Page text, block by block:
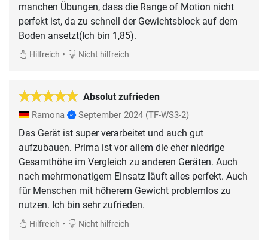
manchen Übungen, dass die Range of Motion nicht
perfekt ist, da zu schnell der Gewichtsblock auf dem
Boden ansetzt(Ich bin 1,85).
Hilfreich • Nicht hilfreich
Absolut zufrieden
Ramona September 2024 (TF-WS3-2)
Das Gerät ist super verarbeitet und auch gut
aufzubauen. Prima ist vor allem die eher niedrige
Gesamthöhe im Vergleich zu anderen Geräten. Auch
nach mehrmonatigem Einsatz läuft alles perfekt. Auch
für Menschen mit höherem Gewicht problemlos zu
nutzen. Ich bin sehr zufrieden.
Hilfreich • Nicht hilfreich